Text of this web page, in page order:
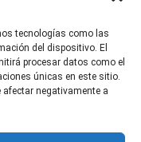
tecnologías como las
del dispositivo. El
procesar datos como el
únicas en este sitio.
afectar negativamente a